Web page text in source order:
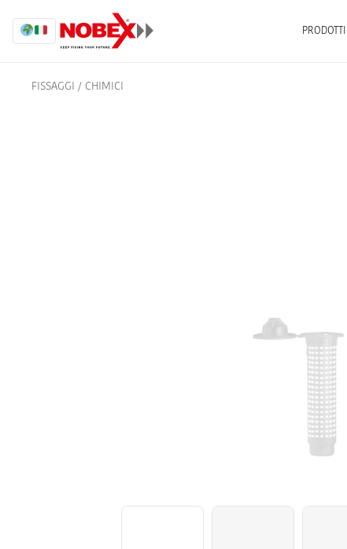
PRODOTTI
FISSAGGI / CHIMICI